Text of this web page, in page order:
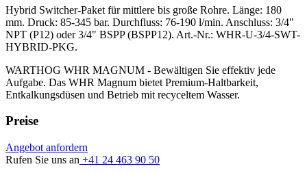
Hybrid Switcher-Paket für mittlere bis große Rohre. Länge: 180
mm. Druck: 85-345 bar. Durchfluss: 76-190 l/min. Anschluss: 3/4"
NPT (P12) oder 3/4" BSPP (BSPP12). Art.-Nr.: WHR-U-3/4-SWT-
HYBRID-PKG.
WARTHOG WHR MAGNUM - Bewältigen Sie effektiv jede
Aufgabe. Das WHR Magnum bietet Premium-Haltbarkeit,
Entkalkungsdüsen und Betrieb mit recyceltem Wasser.
Preise
Angebot anfordern
Rufen Sie uns an +41 24 463 90 50